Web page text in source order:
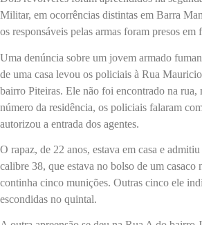
Militar, em ocorrências distintas em Barra
os responsáveis pelas armas foram presos em
Uma denúncia sobre um jovem armado
de uma casa levou os policiais à Rua
bairro Piteiras. Ele não foi encontrado na rua,
número da residência, os policiais falaram
autorizou a entrada dos agentes.
O rapaz, de 22 anos, estava em casa e
calibre 38, que estava no bolso de um casaco
continha cinco munições. Outras cinco ele
escondidas no quintal.